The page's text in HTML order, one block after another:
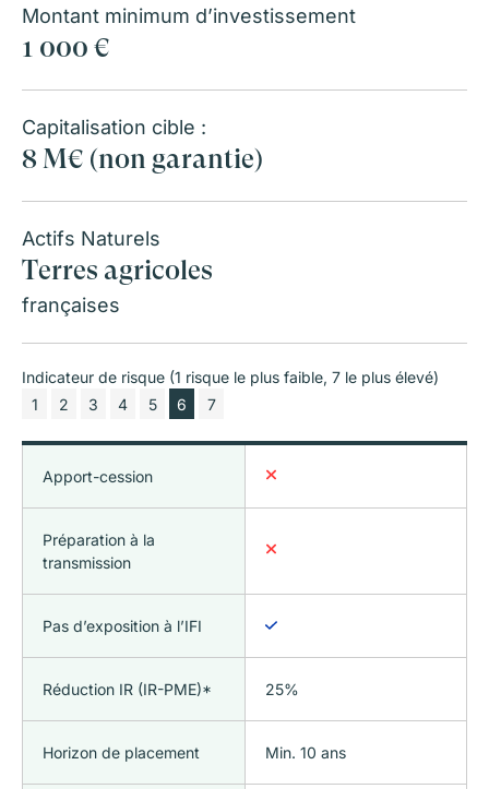
Montant minimum d’investissement
1 000 €
Capitalisation cible :
8 M€ (non garantie)
Actifs Naturels
Terres agricoles
françaises
Indicateur de risque (1 risque le plus faible, 7 le plus élevé)
1
2 3 4 5 6 7
Apport-cession
Préparation à la
transmission
Pas d’exposition à l’IFI
Réduction IR (IR-PME)* 25%
Horizon de placement Min. 10 ans